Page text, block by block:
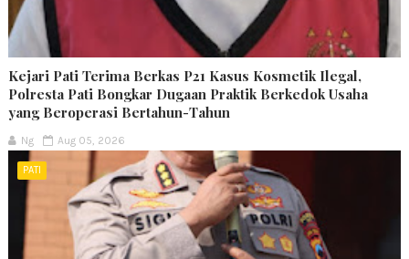
Kejari Pati Terima Berkas P21 Kasus Kosmetik Ilegal,
Polresta Pati Bongkar Dugaan Praktik Berkedok Usaha
yang Beroperasi Bertahun-Tahun
Ng Aug 05, 2026
PATI